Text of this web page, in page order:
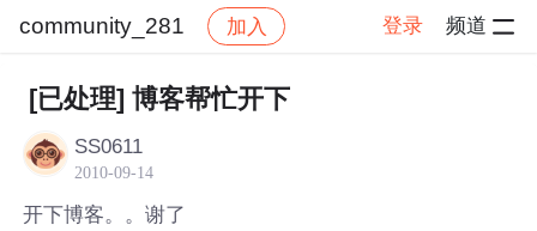
community_281 加入 登录 频道
社区 community_281 帖子详情
[已处理] 博客帮忙开下
SS0611
2010-09-14
开下博客。。谢了